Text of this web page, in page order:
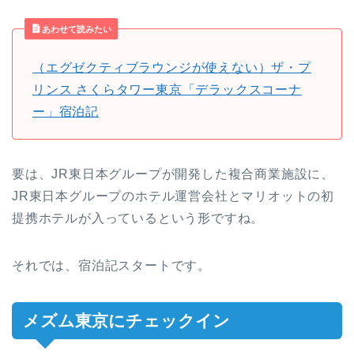
あわせて読みたい
（エグゼクティブラウンジが使えない）ザ・プ
リンス さくらタワー東京「デラックスコーナ
ー」宿泊記
要は、JR東日本グループが開発した複合商業施設に、
JR東日本グループのホテル運営会社とマリオットの初
提携ホテルが入っているという形ですね。
それでは、宿泊記スタートです。
メズム東京にチェックイン